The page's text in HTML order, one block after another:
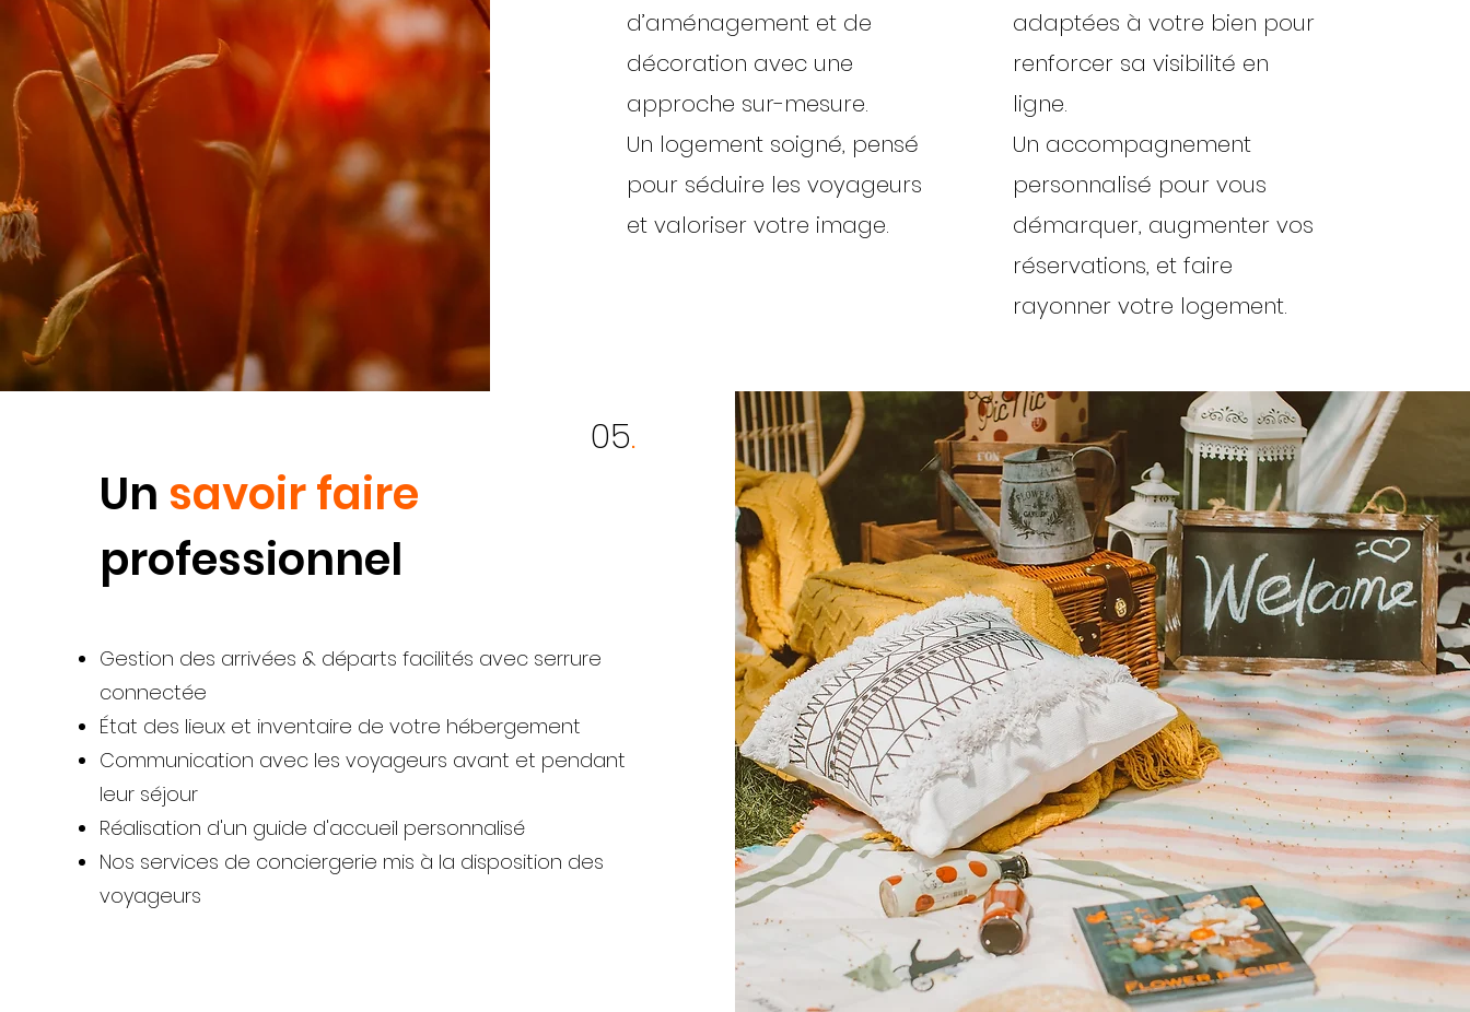
d’aménagement et de
décoration avec une
approche sur-mesure.
Un logement soigné, pensé
pour séduire les voyageurs
et valoriser votre image.
adaptées à votre bien pour
renforcer sa visibilité en
ligne.
Un accompagnement
personnalisé pour vous
démarquer, augmenter vos
réservations, et faire
rayonner votre logement.
05.
Un savoir faire
professionnel
Gestion des arrivées & départs facilités avec serrure
connectée
État des lieux et inventaire de votre hébergement
Communication avec les voyageurs avant et pendant
leur séjour
Réalisation d'un guide d'accueil personnalisé
Nos services de conciergerie mis à la disposition des
voyageurs